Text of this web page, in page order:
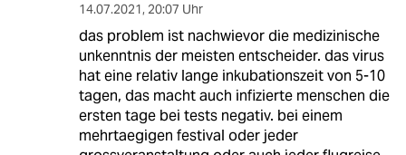
14.07.2021, 20:07 Uhr
das problem ist nachwievor die medizinische
unkenntnis der meisten entscheider. das virus
hat eine relativ lange inkubationszeit von 5-10
tagen, das macht auch infizierte menschen die
ersten tage bei tests negativ. bei einem
mehrtaegigen festival oder jeder